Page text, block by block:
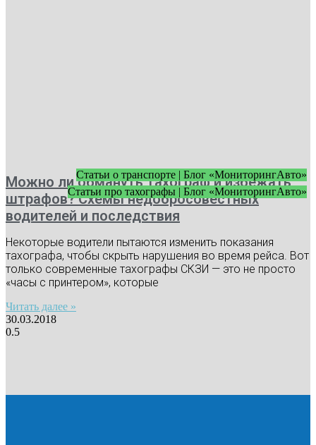
Статьи о транспорте | Блог «МониторингАвто»
Статьи про тахографы | Блог «МониторингАвто»
Можно ли обмануть тахограф и избежать
штрафов? Схемы недобросовестных
водителей и последствия
Некоторые водители пытаются изменить показания
тахографа, чтобы скрыть нарушения во время рейса. Вот
только современные тахографы СКЗИ — это не просто
«часы с принтером», которые
Читать далее »
30.03.2018